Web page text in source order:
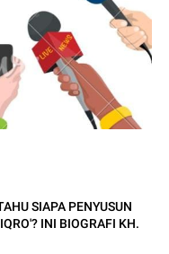
SIAPA PENYUSUN
INI BIOGRAFI KH.